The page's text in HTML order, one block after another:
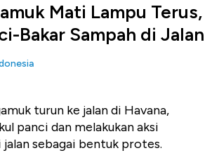
Mati Lampu Terus,
Bakar Sampah di Jalan
turun ke jalan di Havana,
panci dan melakukan aksi
sebagai bentuk protes.